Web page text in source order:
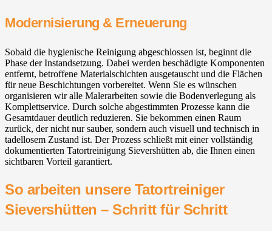
Modernisierung & Erneuerung
Sobald die hygienische Reinigung abgeschlossen ist, beginnt die
Phase der Instandsetzung. Dabei werden beschädigte Komponenten
entfernt, betroffene Materialschichten ausgetauscht und die Flächen
für neue Beschichtungen vorbereitet. Wenn Sie es wünschen
organisieren wir alle Malerarbeiten sowie die Bodenverlegung als
Komplettservice. Durch solche abgestimmten Prozesse kann die
Gesamtdauer deutlich reduzieren. Sie bekommen einen Raum
zurück, der nicht nur sauber, sondern auch visuell und technisch in
tadellosem Zustand ist. Der Prozess schließt mit einer vollständig
dokumentierten Tatortreinigung Sievershütten ab, die Ihnen einen
sichtbaren Vorteil garantiert.
So arbeiten unsere Tatortreiniger
Sievershütten – Schritt für Schritt